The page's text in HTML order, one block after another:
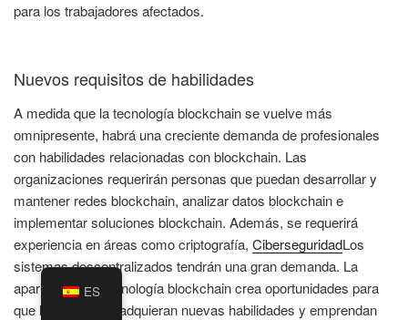
para los trabajadores afectados.
Nuevos requisitos de habilidades
A medida que la tecnología blockchain se vuelve más
omnipresente, habrá una creciente demanda de profesionales
con habilidades relacionadas con blockchain. Las
organizaciones requerirán personas que puedan desarrollar y
mantener redes blockchain, analizar datos blockchain e
implementar soluciones blockchain. Además, se requerirá
experiencia en áreas como criptografía, CiberseguridadLos
sistemas descentralizados tendrán una gran demanda. La
aparición de la tecnología blockchain crea oportunidades para
que las personas adquieran nuevas habilidades y emprendan
ES